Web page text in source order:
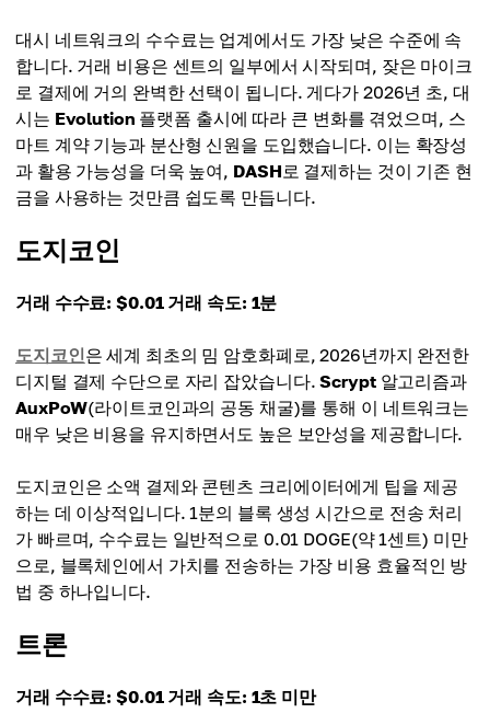
대시 네트워크의 수수료는 업계에서도 가장 낮은 수준에 속
합니다. 거래 비용은 센트의 일부에서 시작되며, 잦은 마이크
로 결제에 거의 완벽한 선택이 됩니다. 게다가 2026년 초, 대
시는 Evolution 플랫폼 출시에 따라 큰 변화를 겪었으며, 스
마트 계약 기능과 분산형 신원을 도입했습니다. 이는 확장성
과 활용 가능성을 더욱 높여, DASH로 결제하는 것이 기존 현
금을 사용하는 것만큼 쉽도록 만듭니다.
도지코인
거래 수수료: $0.01 거래 속도: 1분
도지코인은 세계 최초의 밈 암호화폐로, 2026년까지 완전한
디지털 결제 수단으로 자리 잡았습니다.Scrypt알고리즘과
AuxPoW(라이트코인과의 공동 채굴)를 통해 이 네트워크는
매우 낮은 비용을 유지하면서도 높은 보안성을 제공합니다.
도지코인은 소액 결제와 콘텐츠 크리에이터에게 팁을 제공
하는 데 이상적입니다. 1분의 블록 생성 시간으로 전송 처리
가 빠르며, 수수료는 일반적으로 0.01 DOGE(약 1센트) 미만
으로, 블록체인에서 가치를 전송하는 가장 비용 효율적인 방
법 중 하나입니다.
트론
거래 수수료: $0.01 거래 속도: 1초 미만